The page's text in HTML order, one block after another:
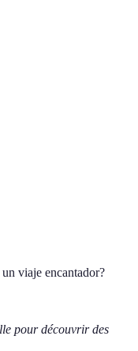
viaje encantador?
pour découvrir des